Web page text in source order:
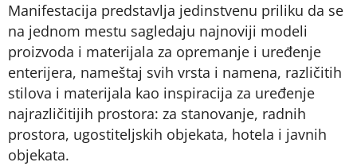
Manifestacija predstavlja jedinstvenu priliku da se
na jednom mestu sagledaju najnoviji modeli
proizvoda i materijala za opremanje i uređenje
enterijera, nameštaj svih vrsta i namena, različitih
stilova i materijala kao inspiracija za uređenje
najrazličitijih prostora: za stanovanje, radnih
prostora, ugostiteljskih objekata, hotela i javnih
objekata.